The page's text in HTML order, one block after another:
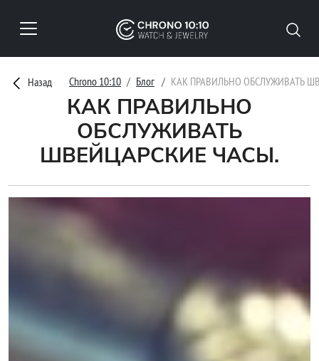
Назад Chrono 10:10 Блог КАК ПРАВИЛЬНО ОБСЛУЖИВАТЬ
КАК ПРАВИЛЬНО
ОБСЛУЖИВАТЬ
ШВЕЙЦАРСКИЕ ЧАСЫ.